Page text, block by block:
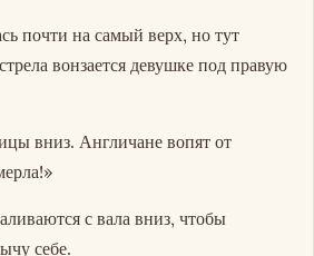
почти на самый верх, но тут
вонзается девушке под правую
вниз. Англичане вопят от
с вала вниз, чтобы
себе.